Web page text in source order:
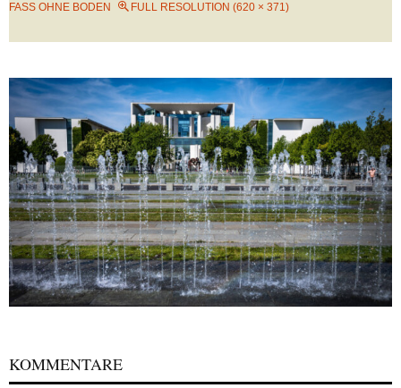
FASS OHNE BODEN
FULL RESOLUTION (620 × 371)
KOMMENTARE